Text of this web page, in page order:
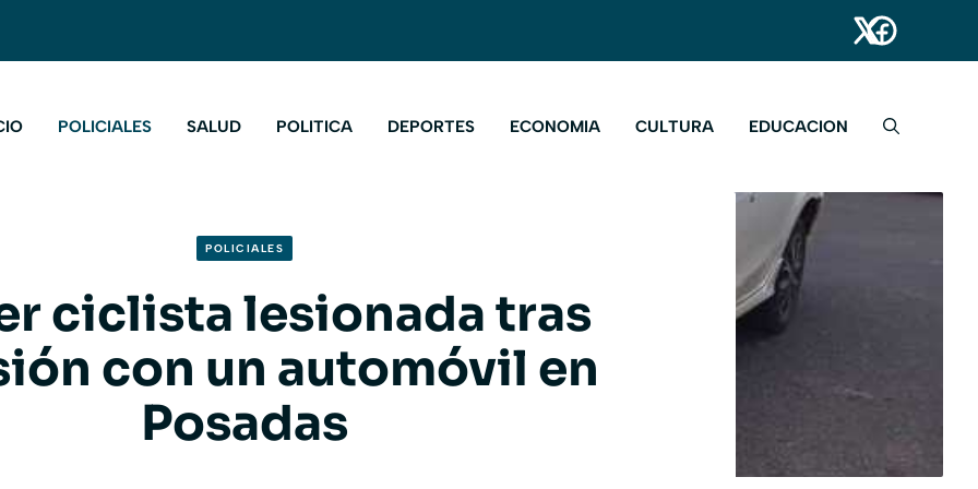
POLICIALES SALUD POLITICA DEPORTES ECONOMIA CULTURA EDUCACION
POLICIALES
ciclista lesionada tras
con un automóvil en
Posadas